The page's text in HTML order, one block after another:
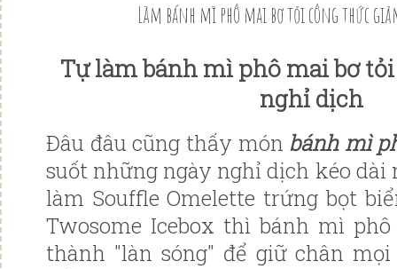
Làm bánh mì phô mai bơ tỏi công thức
Tự làm bánh mì phô mai bơ
nghỉ dịch
Đâu đâu cũng thấy món bánh mì
suốt những ngày nghỉ dịch kéo dài
làm Souffle Omelette trứng bọt
Twosome Icebox thì bánh mì
thành "làn sóng" để giữ chân